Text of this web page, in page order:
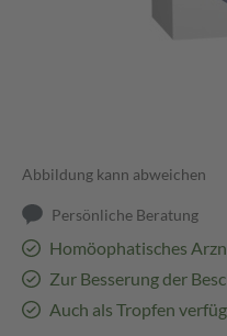
Abbildung kann abweichen
Persönliche Beratung
Homöophatisches
Zur Besserung der
Auch als Tropfen